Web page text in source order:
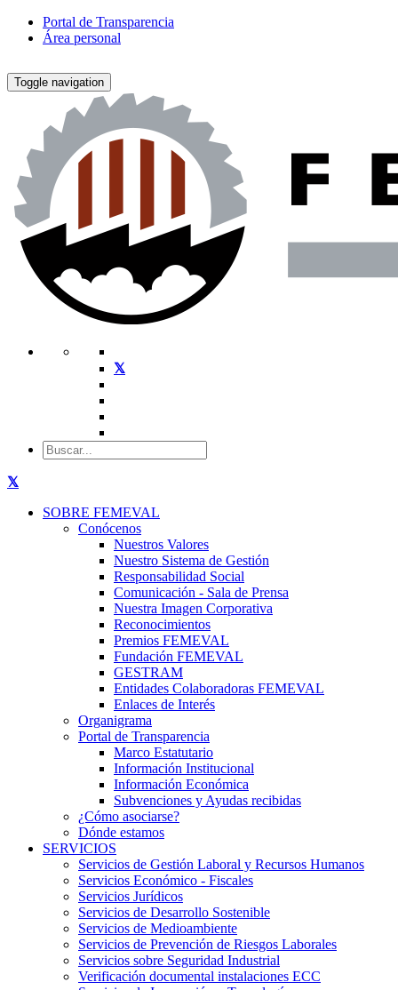
Portal de Transparencia
Área personal
Toggle navigation
SOBRE FEMEVAL
Conócenos
Nuestros Valores
Nuestro Sistema de Gestión
Responsabilidad Social
Comunicación - Sala de Prensa
Nuestra Imagen Corporativa
Reconocimientos
Premios FEMEVAL
Fundación FEMEVAL
GESTRAM
Entidades Colaboradoras FEMEVAL
Enlaces de Interés
Organigrama
Portal de Transparencia
Marco Estatutario
Información Institucional
Información Económica
Subvenciones y Ayudas recibidas
¿Cómo asociarse?
Dónde estamos
SERVICIOS
Servicios de Gestión Laboral y Recursos Humanos
Servicios Económico - Fiscales
Servicios Jurídicos
Servicios de Desarrollo Sostenible
Servicios de Medioambiente
Servicios de Prevención de Riesgos Laborales
Servicios sobre Seguridad Industrial
Verificación documental instalaciones ECC